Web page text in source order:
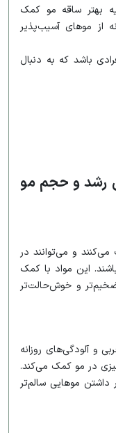
بهتر ساقه مو کمک
از موهای آسیب‌پذیر
باشد که به دنبال
رشد و حجم مو
می‌کنند و می‌توانند در
این مواد با کمک
و خوش‌حالت‌تر
و آلودگی‌های روزانه
در مو کمک می‌کند.
موهایی سالم‌تر